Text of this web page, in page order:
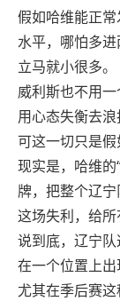
假如哈维能正
水平，哪怕多
立马就小很多。
威利斯也不用
用心态失衡去浪
可这一切只是假
现实是，哈维
牌，把整个辽宁
这场失利，给
说到底，辽宁
在一个位置上出
尤其在季后赛这